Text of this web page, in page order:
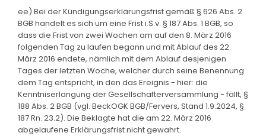
ee) Bei der Kündigungserklärungsfrist gemäß § 626 Abs. 2
BGB handelt es sich um eine Frist i.S.v. § 187 Abs. 1 BGB, so
dass die Frist von zwei Wochen am auf den 8. März 2016
folgenden Tag zu laufen begann und mit Ablauf des 22.
März 2016 endete, nämlich mit dem Ablauf desjenigen
Tages der letzten Woche, welcher durch seine Benennung
dem Tag entspricht, in den das Ereignis - hier: die
Kenntniserlangung der Gesellschafterversammlung - fällt, §
188 Abs. 2 BGB (vgl. BeckOGK BGB/Fervers, Stand 1.9.2024, §
187 Rn. 23.2). Die Beklagte hat die am 22. März 2016
abgelaufene Erklärungsfrist nicht gewahrt.